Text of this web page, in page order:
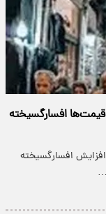
قیمت‌ها افسارگسیخته
افزایش افسارگسیخته